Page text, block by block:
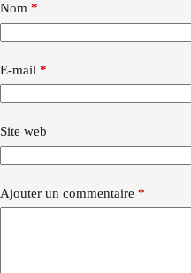
Nom *
E-mail *
Site web
Ajouter un commentaire *